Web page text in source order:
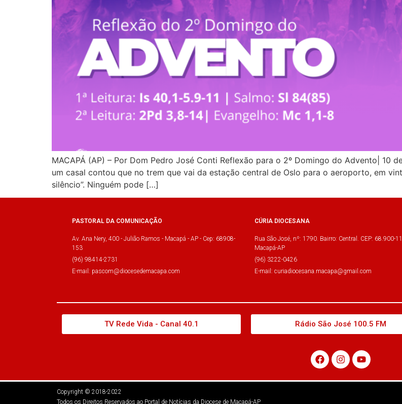
MACAPÁ (AP) – Por Dom Pedro José Conti Reflexão para o 2º Domingo do Advento| 10
um casal contou que no trem que vai da estação central de Oslo para o aeroporto, em
silêncio”. Ninguém pode […]
PASTORAL DA COMUNICAÇÃO
Av. Ana Nery, 400 - Julião Ramos - Macapá - AP - Cep: 68908-
153
(96) 98414-2731
E-mail: pascom@diocesedemacapa.com
CÚRIA DIOCESANA
Rua São José, nº: 1790. Bairro: Central. CEP: 68.900-
Macapá-AP
(96) 3222-0426
E-mail: curiadiocesana.macapa@gmail.com
TV Rede Vida - Canal 40.1 Rádio São José 100.5 FM
Copyright © 2018-2022
Todos os Direitos Reservados ao Portal de Notícias da Diocese de Macapá-AP